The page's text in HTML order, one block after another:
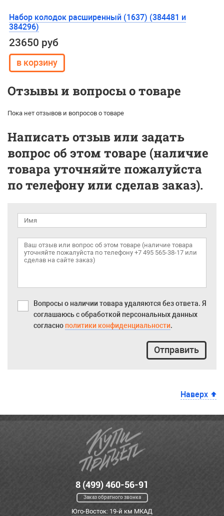
Набор колодок расширенный (1637) (384481 и
384296)
23650 руб
Отзывы и вопросы о товаре
Пока нет отзывов и вопросов о товаре
Написать отзыв или задать
вопрос об этом товаре (наличие
товара уточняйте пожалуйста
по телефону или сделав заказ).
Вопросы о наличии товара удаляются без ответа. Я
соглашаюсь с обработкой персональных данных
согласно политики конфиденциальности.
Отправить
Наверх
8 (499) 460-56-91
Заказ обратного звонка
Юго-Восток: 19-й км МКАД